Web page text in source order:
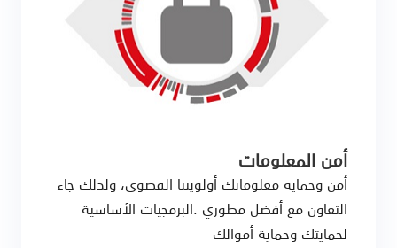
أمن المعلومات
أمن وحماية معلوماتك أولويتنا القصوى، ولذلك جاء
التعاون مع أفضل مطوري .البرمجيات الأساسية
لحمايتك وحماية أموالك